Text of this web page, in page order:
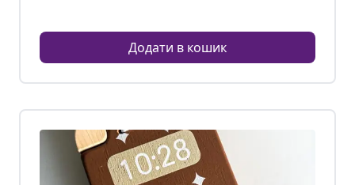
Додати в кошик